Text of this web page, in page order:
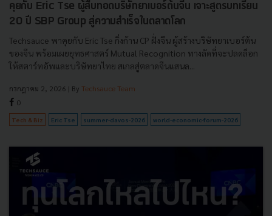
คุยกับ Eric Tse ผู้สืบทอดบริษัทยาเบอร์ต้นจีน เจาะสูตรบทเรียน
20 ปี SBP Group สู่ความสำเร็จในตลาดโลก
Techsauce พาคุยกับ Eric Tse กิ่งก้าน CP ฝั่งจีน ผู้สร้างบริษัทยาเบอร์ต้น
ของจีน พร้อมเผยยุทธศาสตร์ Mutual Recognition ทางลัดที่จะปลดล็อก
ให้สตาร์ทอัพและบริษัทยาไทย สเกลสู่ตลาดจีนแสนล...
กรกฎาคม 2, 2026 | By Techsauce Team
0
Tech & Biz Eric Tse summer-davos-2026 world-economic-forum-2026